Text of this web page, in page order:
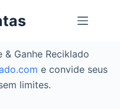
Ganhe Reciklado
e convide seus
limites.